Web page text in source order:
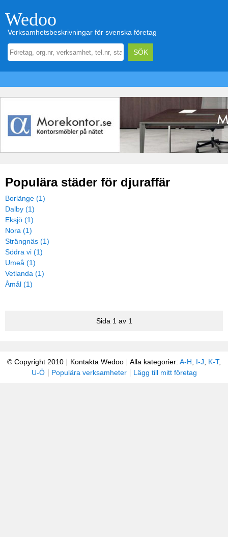
Wedoo
Verksamhetsbeskrivningar för svenska företag
Populära städer för djuraffär
Borlänge (1)
Dalby (1)
Eksjö (1)
Nora (1)
Strängnäs (1)
Södra vi (1)
Umeå (1)
Vetlanda (1)
Åmål (1)
Sida 1 av 1
© Copyright 2010 Kontakta Wedoo Alla kategorier: A-H I-J K-T,
U-Ö
Populära verksamheter Lägg till mitt företag